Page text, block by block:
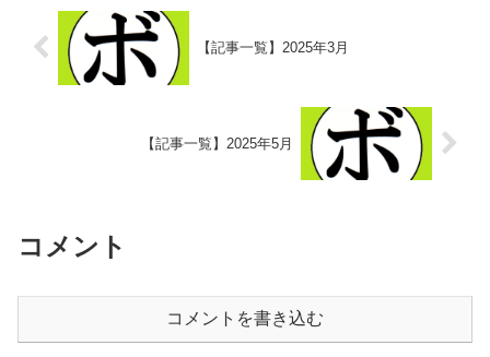
【記事一覧】2025年3月
【記事一覧】2025年5月
コメント
コメントを書き込む